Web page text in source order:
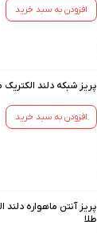
افزودن به سبد خرید
پریز شبکه دلند
افزودن به سبد خرید
پریز آنتن ماهواره
طلا